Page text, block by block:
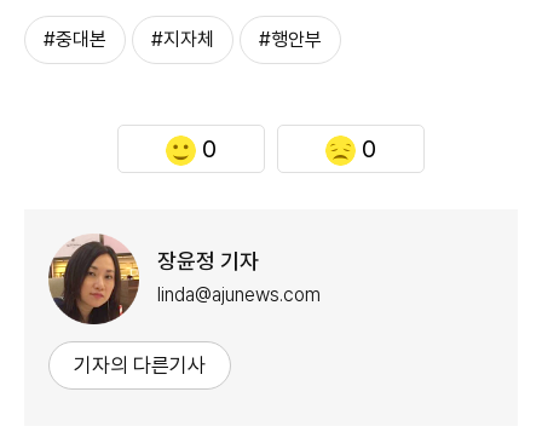
#중대본 #지자체 #행안부
0 0
장윤정 기자
linda@ajunews.com
기자의 다른기사